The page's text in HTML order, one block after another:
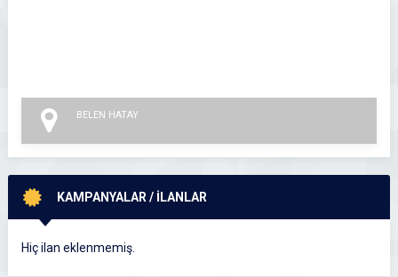
BELEN HATAY
KAMPANYALAR / İLANLAR
Hiç ilan eklenmemiş.